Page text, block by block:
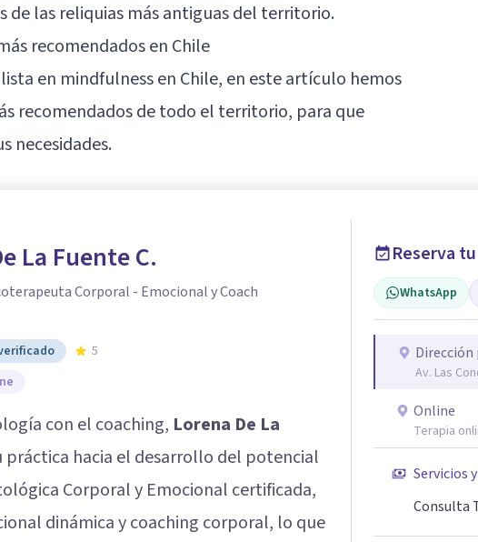
de las reliquias más antiguas del territorio.
recomendados en Chile
en mindfulness en Chile, en este artículo hemos
recomendados de todo el territorio, para que
necesidades.
La Fuente C.
Corporal - Emocional y Coach
5
con el coaching, Lorena De La
práctica hacia el desarrollo del potencial
Corporal y Emocional certificada,
dinámica y coaching corporal, lo que
Reserva
WhatsApp
Av. Las
Online
Terapia
Servicios
Consulta